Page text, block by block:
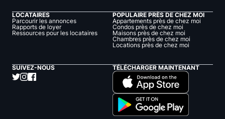
LOCATAIRES
Parcourir les annonces
Rapports de loyer
Ressources pour les locataires
POPULAIRE PRÈS DE CHEZ MOI
Appartements près de chez moi
Condos près de chez moi
Maisons près de chez moi
Chambres près de chez moi
Locations près de chez moi
SUIVEZ-NOUS TÉLÉCHARGER MAINTENANT